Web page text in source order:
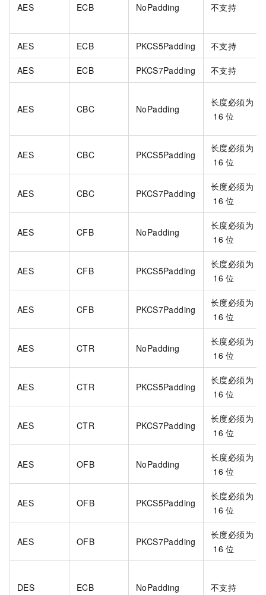
AES ECB NoPadding 不支持
AES ECB PKCS5Padding 不支持
AES ECB PKCS7Padding 不支持
AES CBC NoPadding
长度必须为
16 位
AES CBC PKCS5Padding
长度必须为
16 位
AES CBC PKCS7Padding
长度必须为
16 位
AES CFB NoPadding
长度必须为
16 位
AES CFB PKCS5Padding
长度必须为
16 位
AES CFB PKCS7Padding
长度必须为
16 位
AES CTR NoPadding
长度必须为
16 位
AES CTR PKCS5Padding
长度必须为
16 位
AES CTR PKCS7Padding
长度必须为
16 位
AES OFB NoPadding
长度必须为
16 位
AES OFB PKCS5Padding
长度必须为
16 位
AES OFB PKCS7Padding
长度必须为
16 位
DES ECB NoPadding 不支持